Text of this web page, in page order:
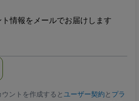
情報をメールでお届けします
ントを作成すると ユーザー契約と プラ